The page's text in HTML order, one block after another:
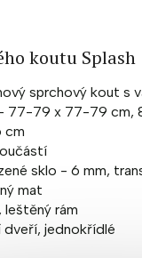
koutu Splash
sprchový kout s
77-79 x 77-79 cm,
cm
sklo - 6 mm,
mat
rám
jednokřídlé